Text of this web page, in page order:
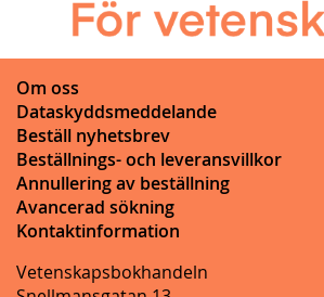
Om oss
Dataskyddsmeddelande
Beställ nyhetsbrev
Beställnings- och leveransvillkor
Annullering av beställning
Avancerad sökning
Kontaktinformation
Vetenskapsbokhandeln